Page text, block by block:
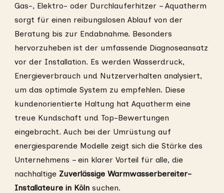
Gas-, Elektro- oder Durchlauferhitzer – Aquatherm
sorgt für einen reibungslosen Ablauf von der
Beratung bis zur Endabnahme. Besonders
hervorzuheben ist der umfassende Diagnoseansatz
vor der Installation. Es werden Wasserdruck,
Energieverbrauch und Nutzerverhalten analysiert,
um das optimale System zu empfehlen. Diese
kundenorientierte Haltung hat Aquatherm eine
treue Kundschaft und Top-Bewertungen
eingebracht. Auch bei der Umrüstung auf
energiesparende Modelle zeigt sich die Stärke des
Unternehmens – ein klarer Vorteil für alle, die
nachhaltige Zuverlässige Warmwasserbereiter-
Installateure in Köln suchen.